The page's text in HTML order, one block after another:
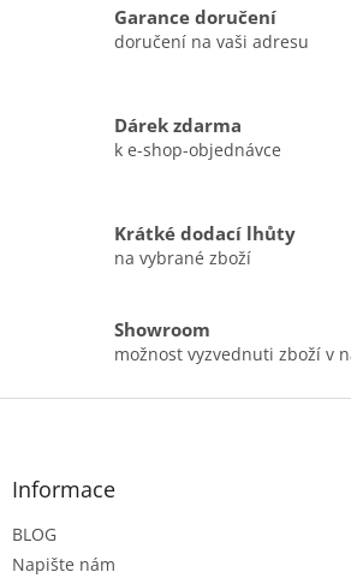
Garance doručení
doručení na vaši adresu
Dárek zdarma
k e-shop-objednávce
Krátké dodací lhůty
na vybrané zboží
Showroom
možnost vyzvednuti zboží v
Z
Informace
BLOG
Napište nám